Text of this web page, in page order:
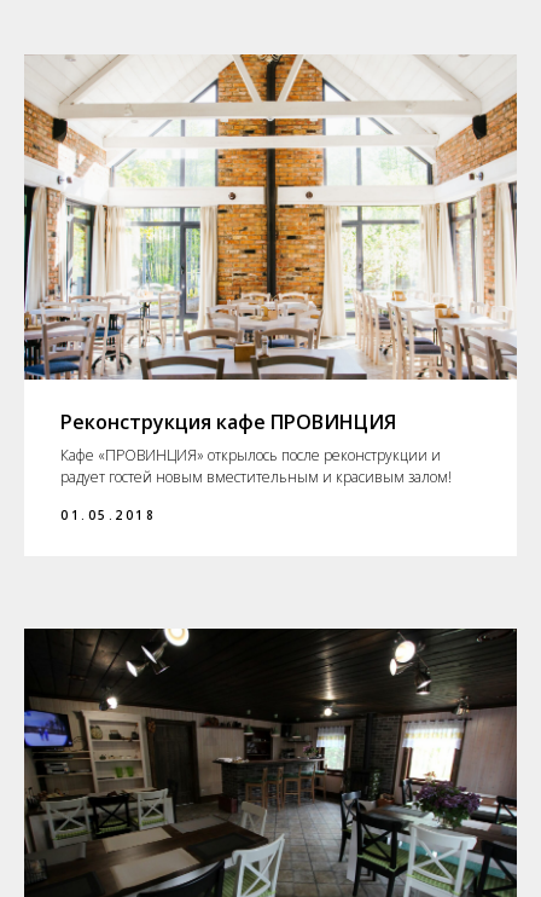
Реконструкция кафе ПРОВИНЦИЯ
Кафе «ПРОВИНЦИЯ» открылось после реконструкции и
радует гостей новым вместительным и красивым залом!
01.05.2018